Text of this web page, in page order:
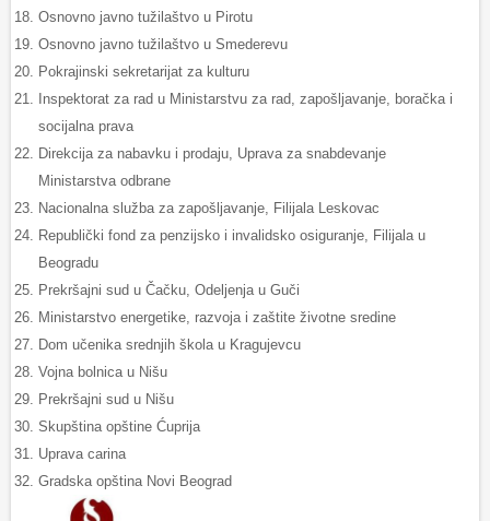
Osnovno javno tužilaštvo u Pirotu
Osnovno javno tužilaštvo u Smederevu
Pokrajinski sekretarijat za kulturu
Inspektorat za rad u Ministarstvu za rad, zapošljavanje, boračka i
socijalna prava
Direkcija za nabavku i prodaju, Uprava za snabdevanje
Ministarstva odbrane
Nacionalna služba za zapošljavanje, Filijala Leskovac
Republički fond za penzijsko i invalidsko osiguranje, Filijala u
Beogradu
Prekršajni sud u Čačku, Odeljenja u Guči
Ministarstvo energetike, razvoja i zaštite životne sredine
Dom učenika srednjih škola u Kragujevcu
Vojnа bolnicа u Nišu
Prekršajni sud u Nišu
Skupštinа opštine Ćuprija
Uprava carina
Gradska opština Novi Beograd